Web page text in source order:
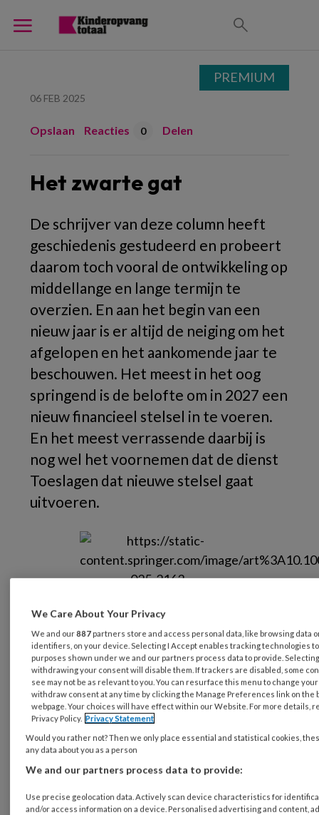
06 FEB 2025
Opslaan Reacties 0 Delen
Het zwarte gat
De schrijver van deze column heeft
geschiedenis gestudeerd en probeert
daarom toch vooral de ontwikkeling op
middellange en lange termijn te
overzien. En aan het begin van een
nieuw jaar is er altijd de neiging om het
afgelopen en het aankomende jaar te
beschouwen. Het meest in het oog
springend is de belofte om in 2027 een
nieuw financieel stelsel in te voeren.
En het meest verrassende daarbij is
nog wel het voornemen dat de dienst
Toeslagen dat nieuwe stelsel gaat
uitvoeren.
Persoonlijk
REGISTREREN
Wil je dit artikel lezen?
Maak gratis een account aan en lees 2
artikelen gratis per maand
Al een account of abonnement?Log dan in
PREMIUM
We Care About Your Privacy
We and our887 partners store and access personal data, like browsing data
identifiers, on your device. Selecting I Accept enables tracking technologies
purposes shown under we and our partners process data to provide.
withdrawing your consent will disable them. If trackers are disabled, some
see may not be as relevant to you. You can resurface this menu to change
withdraw consent at any time by clicking the Manage Preferences link on the
webpage. Your choices will have effect within our Website. For more details,
Privacy Policy. Privacy Statement
Would you rather not? Then we only place essential and statistical cookies,
any data about you as a person
We and our partners process data to provide:
Use precise geolocation data. Actively scan device characteristics for
and/or access information on a device. Personalised advertising and content,